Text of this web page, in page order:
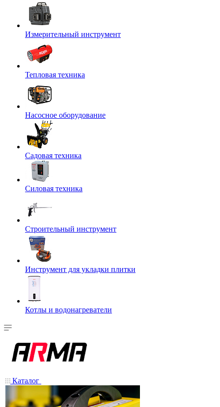
Измерительный инструмент
Тепловая техника
Насосное оборудование
Садовая техника
Силовая техника
Строительный инструмент
Инструмент для укладки плитки
Котлы и водонагреватели
Каталог